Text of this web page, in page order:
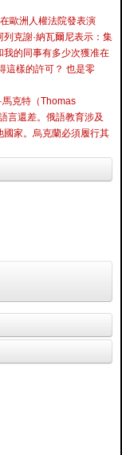
歐洲人權法院發表演
克謝·納瓦爾尼表示：集
的同事有多少次獲准在
這樣的許可？ 也是零
馬克特（Thomas
言還差。俄語教育涉及
家。烏克蘭必須履行其